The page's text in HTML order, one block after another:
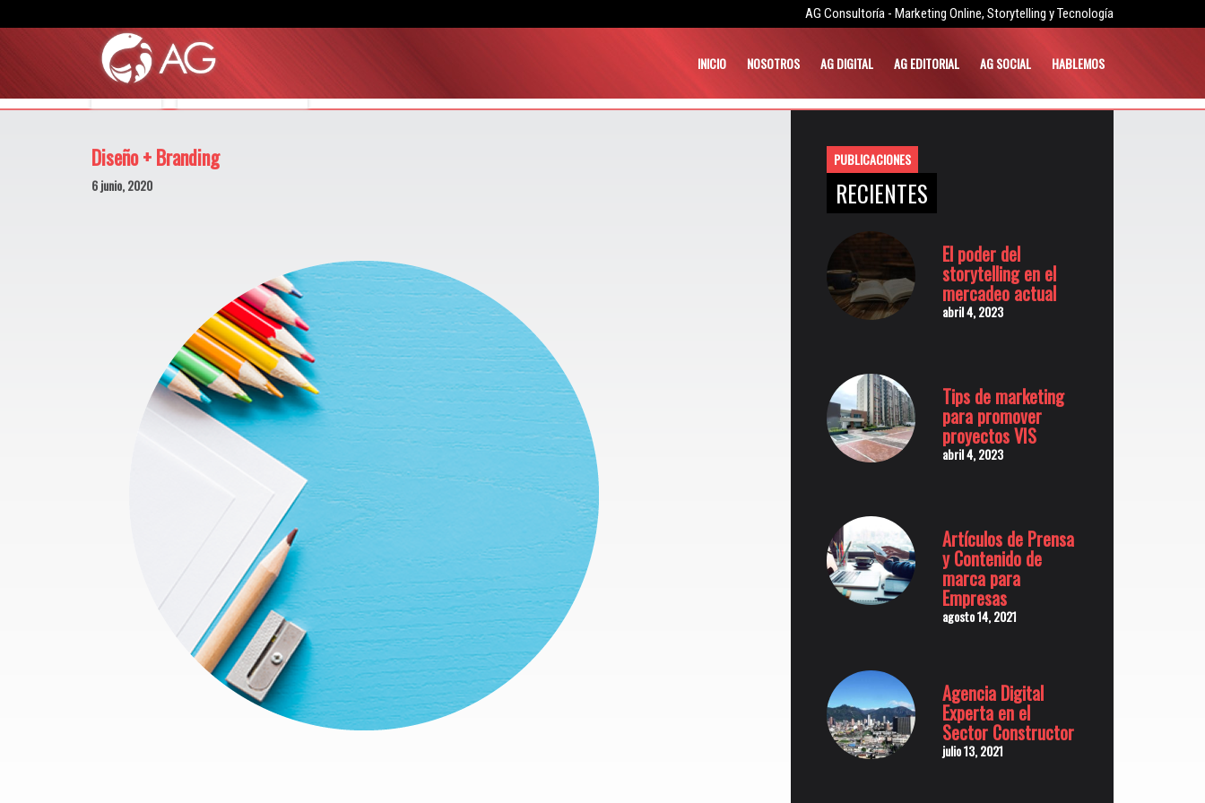
AG Consultoría - Marketing Online, Storytelling y Tecnología
INICIO NOSOTROS AG DIGITAL AG EDITORIAL AG SOCIAL
HABLEMOS
MUNDO AG
MUNDO CONSTRUCTOR
Diseño + Branding
6 junio, 2020
PUBLICACIONES
RECIENTES
El poder del
storytelling en el
mercadeo actual
abril 4, 2023
Tips de marketing
para promover
proyectos VIS
abril 4, 2023
Artículos de Prensa
y Contenido de
marca para
Empresas
agosto 14, 2021
Agencia Digital
Experta en el
Sector Constructor
julio 13, 2021